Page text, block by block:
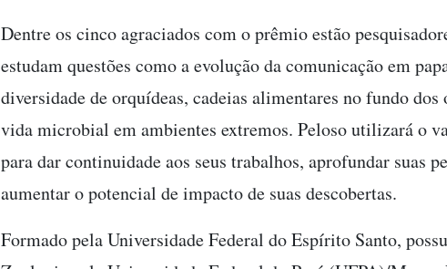
Dentre os cinco agraciados com o prêmio estão
estudam questões como a evolução da comunicação em
diversidade de orquídeas, cadeias alimentares no fundo dos
vida microbial em ambientes extremos. Peloso utilizará o
para dar continuidade aos seus trabalhos, aprofundar suas
aumentar o potencial de impacto de suas descobertas.
Formado pela Universidade Federal do Espírito Santo,